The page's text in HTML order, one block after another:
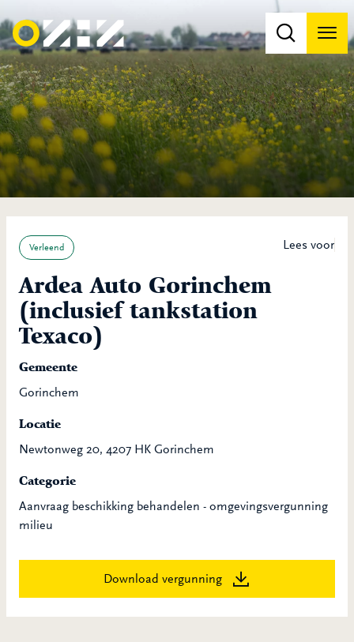
Lees voor
Verleend
Ardea Auto Gorinchem
(inclusief tankstation
Texaco)
Gemeente
Gorinchem
Locatie
Newtonweg 20, 4207 HK Gorinchem
Categorie
Aanvraag beschikking behandelen - omgevingsvergunning
milieu
Download vergunning